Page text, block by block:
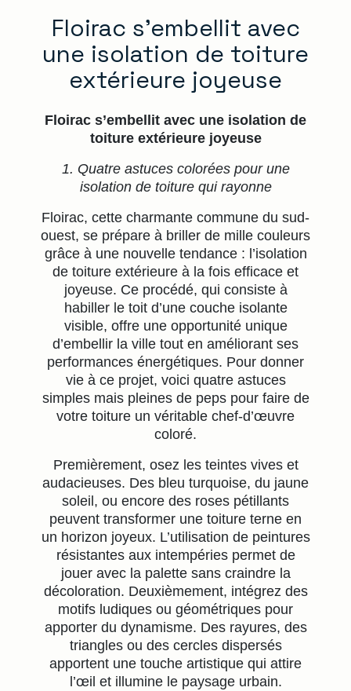
Floirac s’embellit avec
une isolation de toiture
extérieure joyeuse
Floirac s’embellit avec une isolation de
toiture extérieure joyeuse
1. Quatre astuces colorées pour une
isolation de toiture qui rayonne
Floirac, cette charmante commune du sud-
ouest, se prépare à briller de mille couleurs
grâce à une nouvelle tendance : l’isolation
de toiture extérieure à la fois efficace et
joyeuse. Ce procédé, qui consiste à
habiller le toit d’une couche isolante
visible, offre une opportunité unique
d’embellir la ville tout en améliorant ses
performances énergétiques. Pour donner
vie à ce projet, voici quatre astuces
simples mais pleines de peps pour faire de
votre toiture un véritable chef-d’œuvre
coloré.
Premièrement, osez les teintes vives et
audacieuses. Des bleu turquoise, du jaune
soleil, ou encore des roses pétillants
peuvent transformer une toiture terne en
un horizon joyeux. L’utilisation de peintures
résistantes aux intempéries permet de
jouer avec la palette sans craindre la
décoloration. Deuxièmement, intégrez des
motifs ludiques ou géométriques pour
apporter du dynamisme. Des rayures, des
triangles ou des cercles dispersés
apportent une touche artistique qui attire
l’œil et illumine le paysage urbain.